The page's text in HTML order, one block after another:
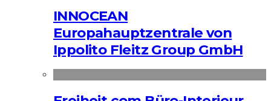
INNOCEAN
Europahauptzentrale von
Ippolito Fleitz Group GmbH